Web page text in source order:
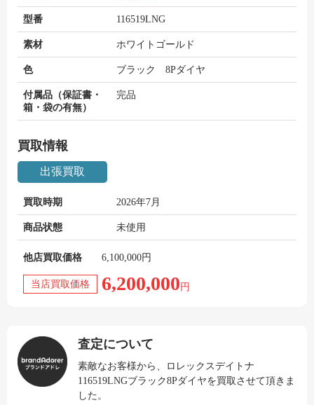
型番 116519LNG
素材 ホワイトゴールド
色 ブラック 8Pダイヤ
付属品（保証書・
箱・袋の有無）
完品
買取情報
出張買取
買取時期 2026年7月
商品状態 未使用
他店買取価格 6,100,000円
当店買取価格 6,200,000 円
査定について
素敵なお客様から、ロレックスデイトナ
116519LNGブラック8Pダイヤを買取させて頂きま
した。